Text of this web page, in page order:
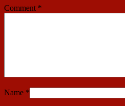
Comment *
Name *